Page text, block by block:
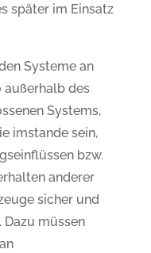
später im Einsatz
Systeme an
außerhalb des
Systems,
imstande sein,
bzw.
anderer
sicher und
Dazu müssen